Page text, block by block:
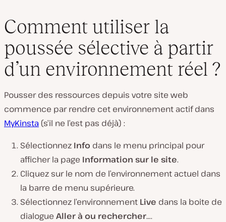
Comment utiliser la
poussée sélective à partir
d’un environnement réel ?
Pousser des ressources depuis votre site web
commence par rendre cet environnement actif dans
MyKinsta (s’il ne l’est pas déjà) :
Sélectionnez Info dans le menu principal pour
afficher la page Information sur le site.
Cliquez sur le nom de l’environnement actuel dans
la barre de menu supérieure.
Sélectionnez l’environnement Live dans la boite de
dialogue Aller à ou rechercher….